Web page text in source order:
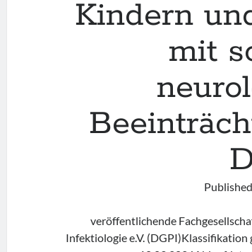
Kindern
mit
veröffentlichende
Infektiologie e.V.